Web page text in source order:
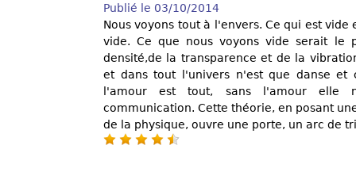
Publié le 03/10/2014
Nous voyons tout à l'envers. Ce qui est
vide. Ce que nous voyons vide serait le
densité,de la transparence et de la
et dans tout l'univers n'est que danse et
l'amour est tout, sans l'amour elle
communication. Cette théorie, en posant
de la physique, ouvre une porte, un arc de